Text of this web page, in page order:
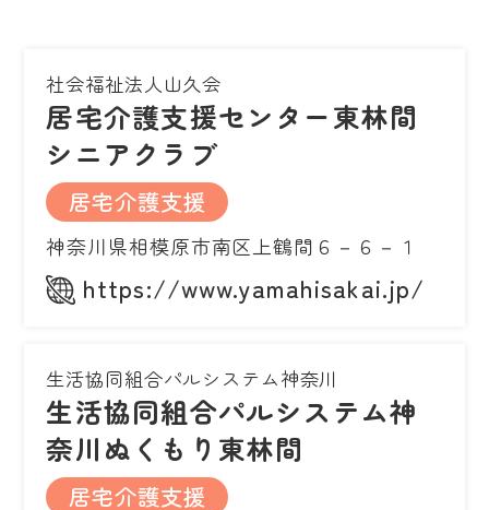
社会福祉法人山久会
居宅介護支援センター東林間
シニアクラブ
居宅介護支援
神奈川県相模原市南区上鶴間６－６－１
https://www.yamahisakai.jp/
生活協同組合パルシステム神奈川
生活協同組合パルシステム神
奈川ぬくもり東林間
居宅介護支援